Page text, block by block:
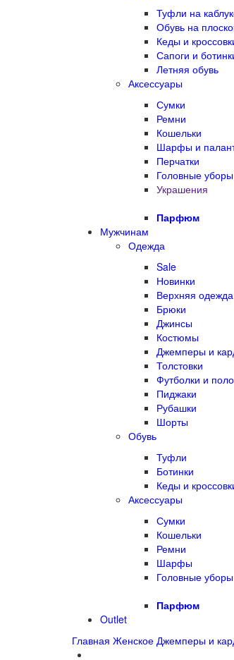
Туфли на
Обувь на
Кеды и
Сапоги и
Летняя обувь
Аксессуары
Сумки
Ремни
Кошельки
Шарфы и
Перчатки
Головные уборы
Украшения
Парфюм
Мужчинам
Одежда
Sale
Новинки
Верхняя одежда
Брюки
Джинсы
Костюмы
Джемперы и
Толстовки
Футболки и поло
Пиджаки
Рубашки
Шорты
Обувь
Туфли
Ботинки
Кеды и
Аксессуары
Сумки
Кошельки
Ремни
Шарфы
Головные уборы
Парфюм
Outlet
Главная Женское Джемперы и